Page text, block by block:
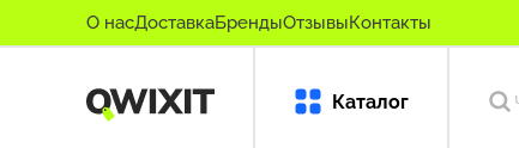
О насДоставкаБрендыОтзывыКонтакты
Каталог